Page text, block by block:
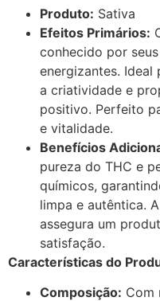
Produto: Sativa
Efeitos Primários:
conhecido por
energizantes. Ideal
a criatividade e
positivo. Perfeito
e vitalidade.
Benefícios
pureza do THC e
químicos,
limpa e autêntica.
assegura um
satisfação.
Características do
Composição: Com